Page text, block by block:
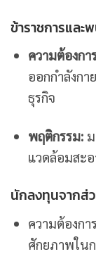
ข้าราชการแล
ความต้องกา
ออกกำลังก
ธุรกิจ
พฤติกรรม:ม
แวดล้อมสะ
นักลงทุนจากส่
ความต้องก
ศักยภาพใน